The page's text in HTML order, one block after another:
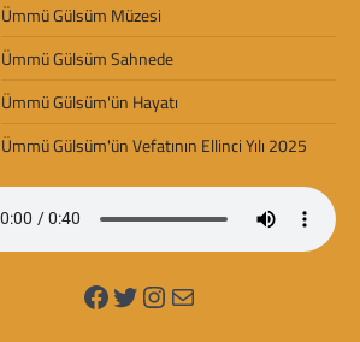
Ümmü Gülsüm Müzesi
Ümmü Gülsüm Sahnede
Ümmü Gülsüm'ün Hayatı
Ümmü Gülsüm'ün Vefatının Ellinci Yılı 2025
Facebook
Twitter
Instagram
Mail